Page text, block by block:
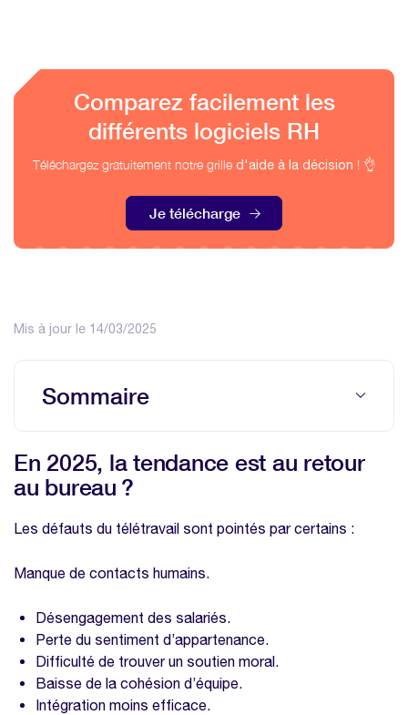
Mis à jour le 14/03/2025
Sommaire
bureau ?
L’importance de la qualité des conditions
grâce notre modèle gratuit de charte de
La technologie au service d’un télétravail
efficace en 2025
Nos modèles à télécharger sur la même
thématique
En 2025, la tendance est au retour
au bureau ?
Les défauts du télétravail sont pointés par certains :
Manque de contacts humains.
Désengagement des salariés.
Perte du sentiment d’appartenance.
Difficulté de trouver un soutien moral.
Baisse de la cohésion d’équipe.
Intégration moins efficace.
Comparez facilement les
différents logiciels RH
Téléchargez gratuitement notre grille d'aide à la décision ! 👌
Je télécharge